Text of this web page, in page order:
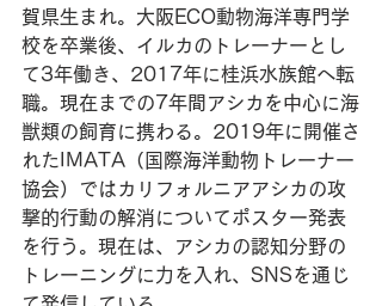
賀県生まれ。大阪ECO動物海洋専門学
校を卒業後、イルカのトレーナーとし
て3年働き、2017年に桂浜水族館へ転
職。現在までの7年間アシカを中心に海
獣類の飼育に携わる。2019年に開催さ
れたIMATA（国際海洋動物トレーナー
協会）ではカリフォルニアアシカの攻
撃的行動の解消についてポスター発表
を行う。現在は、アシカの認知分野の
トレーニングに力を入れ、SNSを通じ